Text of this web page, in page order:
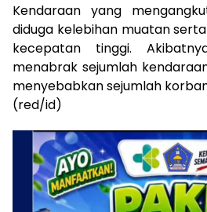
Kendaraan yang
diduga kelebihan muatan
kecepatan tinggi.
menabrak sejumlah
menyebabkan sejumlah
(red/id)